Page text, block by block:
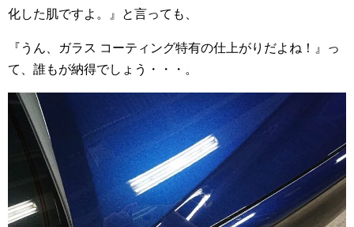
化した肌ですよ。』と言っても、
『うん、ガラス コーティング特有の仕上がりだよね！』っ
て、誰もが納得でしょう・・・。